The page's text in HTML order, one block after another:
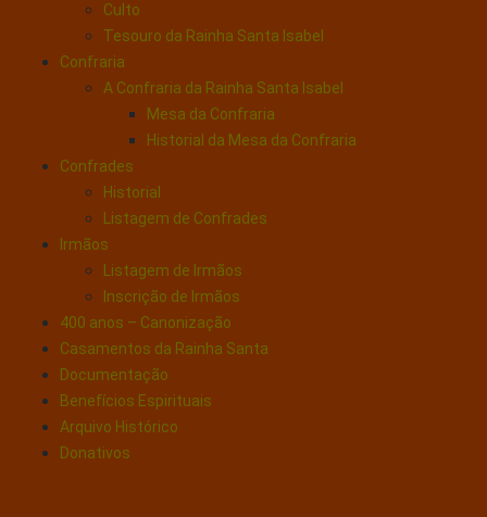
Culto
Tesouro da Rainha Santa Isabel
Confraria
A Confraria da Rainha Santa Isabel
Mesa da Confraria
Historial da Mesa da Confraria
Confrades
Historial
Listagem de Confrades
Irmãos
Listagem de Irmãos
Inscrição de Irmãos
400 anos – Canonização
Casamentos da Rainha Santa
Documentação
Benefícios Espirituais
Arquivo Histórico
Donativos